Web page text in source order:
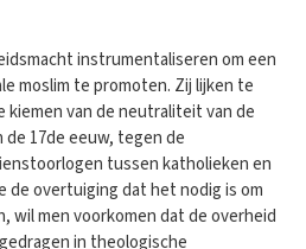
instrumentaliseren om een
moslim te promoten. Zij lijken te
van de neutraliteit van de
17de eeuw, tegen de
tussen katholieken en
de overtuiging dat het nodig is om
men voorkomen dat de overheid
in theologische